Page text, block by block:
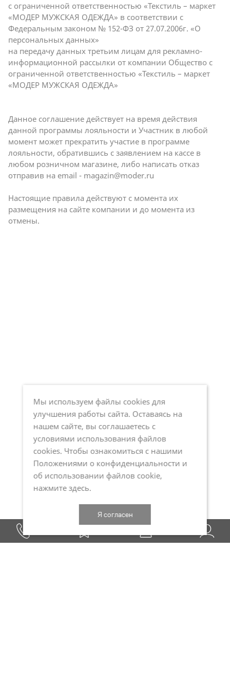
с ограниченной ответственностью «Текстиль – маркет
«МОДЕР МУЖСКАЯ ОДЕЖДА» в соответствии с
Федеральным законом № 152-ФЗ от 27.07.2006г. «О
персональных данных»
на передачу данных третьим лицам для рекламно-
информационной рассылки от компании Общество с
ограниченной ответственностью «Текстиль – маркет
«МОДЕР МУЖСКАЯ ОДЕЖДА»
Данное соглашение действует на время действия
данной программы лояльности и Участник в любой
момент может прекратить участие в программе
лояльности, обратившись с заявлением на кассе в
любом розничном магазине, либо написать отказ
отправив на email - magazin@moder.ru
Настоящие правила действуют с момента их
размещения на сайте компании и до момента из
отмены.
Мы используем файлы cookies для
улучшения работы сайта. Оставаясь на
нашем сайте, вы соглашаетесь с
условиями использования файлов
cookies. Чтобы ознакомиться с нашими
Положениями о конфиденциальности и
об использовании файлов cookie,
нажмите здесь.
Я согласен